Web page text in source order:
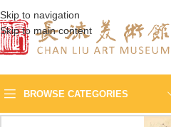
Skip to navigation
Skip to main content
BROWSE CATEGORIES